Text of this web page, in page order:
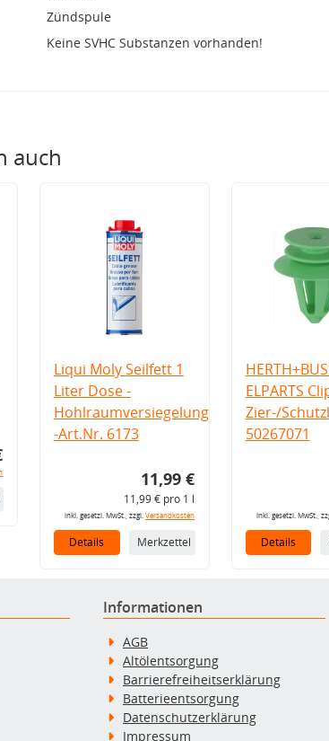
Zündspule
Keine SVHC Substanzen vorhanden!
auch
Liqui Moly Seilfett 1
Liter Dose -
Hohlraumversiegelung
-Art.Nr. 6173
11,99 €
11,99 € pro 1 l
inkl. gesetzl. MwSt., zzgl.Versandkosten
Details Merkzettel
ELPARTS
Zier-/
50267071
inkl. gesetzl. MwSt.,
Details
Informationen
AGB
Altölentsorgung
Barrierefreiheitserklärung
Batterieentsorgung
Datenschutzerklärung
Impressum